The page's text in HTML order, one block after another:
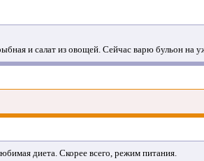
и салат из овощей. Сейчас варю бульон на
диета. Скорее всего, режим питания.